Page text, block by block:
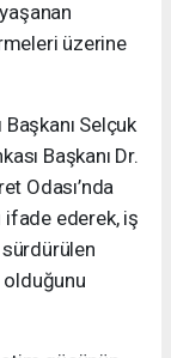
üzerine
Selçuk
Başkanı Dr.
Odası’nda
ifade ederek, iş